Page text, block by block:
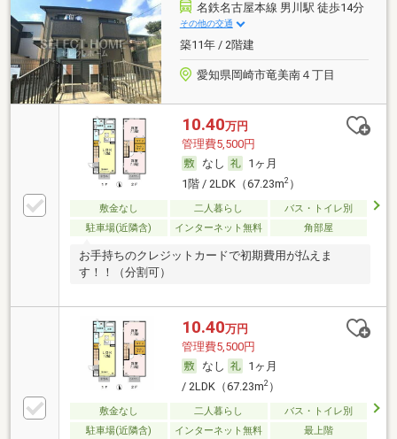
名鉄名古屋本線 男川駅 徒歩14分
その他の交通
築11年 / 2階建
愛知県岡崎市竜美南４丁目
10.40万円
管理費5,500円
なし
1ヶ月
1階 / 2LDK（67.23m2）
敷金なし 二人暮らし
バス・トイレ別
駐車場(近隣含)
インターネット無料 角部屋
お手持ちのクレジットカードで初期費用が払えま
す！！（分割可）
10.40万円
管理費5,500円
なし
1ヶ月
/ 2LDK（67.23m2）
敷金なし 二人暮らし
バス・トイレ別
駐車場(近隣含)
インターネット無料 最上階